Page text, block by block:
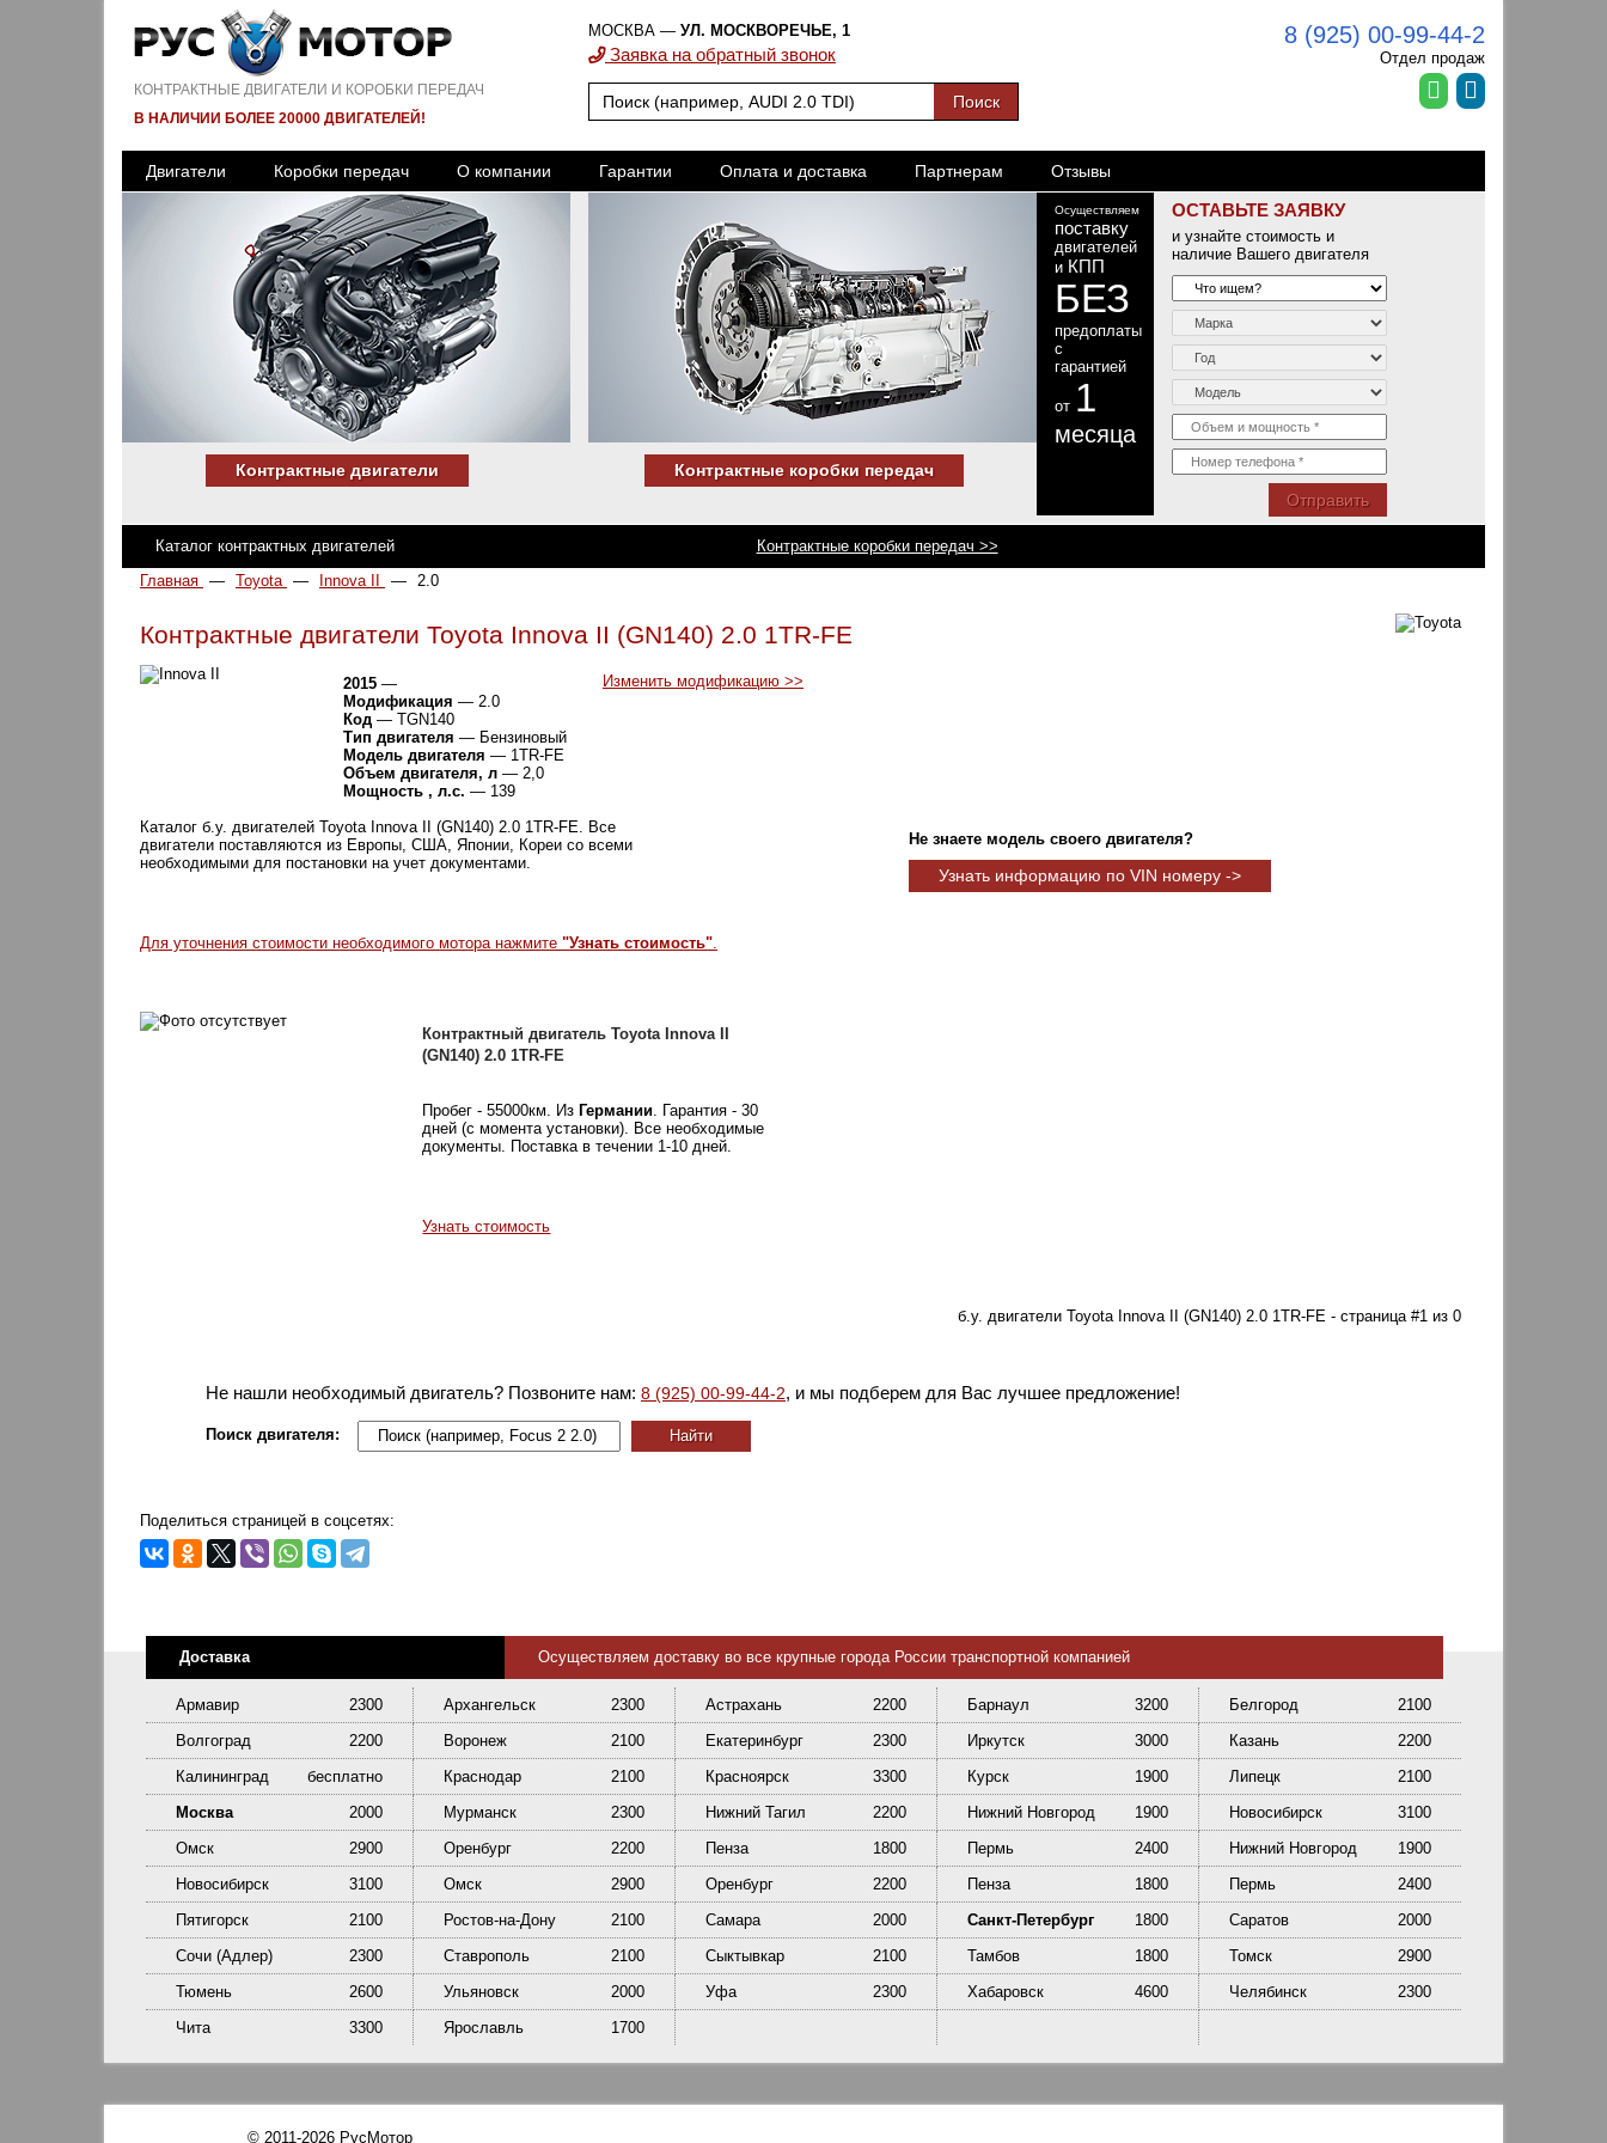
КОНТРАКТНЫЕ ДВИГАТЕЛИ И КОРОБКИ ПЕРЕДАЧ
В НАЛИЧИИ БОЛЕЕ 20000 ДВИГАТЕЛЕЙ!
МОСКВА — УЛ. МОСКВОРЕЧЬЕ, 1
Заявка на обратный звонок
8 (925) 00-99-44-2
Отдел продаж
Двигатели Коробки передач О компании Гарантии Оплата и доставка Партнерам Отзывы
Контрактные двигатели Контрактные коробки передач
Осуществляем
поставку
двигателей
и КПП
БЕЗ
предоплаты
с
гарантией
от 1
месяца
ОСТАВЬТЕ ЗАЯВКУ
и узнайте стоимость и
наличие Вашего двигателя
Отправить
Каталог контрактных двигателей
Контрактные коробки передач >>
Главная — Toyota — Innova II — 2.0
Контрактные двигатели Toyota Innova II (GN140) 2.0 1TR-FE
2015 —
Модификация — 2.0
Код — TGN140
Тип двигателя — Бензиновый
Модель двигателя — 1TR-FE
Объем двигателя, л — 2,0
Мощность , л.с. — 139
Изменить модификацию >>
Каталог б.у. двигателей Toyota Innova II (GN140) 2.0 1TR-FE. Все
двигатели поставляются из Европы, США, Японии, Кореи со всеми
необходимыми для постановки на учет документами.
Не знаете модель своего двигателя?
Узнать информацию по VIN номеру ->
Для уточнения стоимости необходимого мотора нажмите "Узнать стоимость".
Контрактный двигатель Toyota Innova II
(GN140) 2.0 1TR-FE
Пробег - 55000км. Из Германии. Гарантия - 30
дней (с момента установки). Все необходимые
документы. Поставка в течении 1-10 дней.
Узнать стоимость
б.у. двигатели Toyota Innova II (GN140) 2.0 1TR-FE - страница #1 из 0
Не нашли необходимый двигатель? Позвоните нам: 8 (925) 00-99-44-2, и мы подберем для Вас лучшее предложение!
Поиск двигателя:
Поделиться страницей в соцсетях:
Доставка Осуществляем доставку во все крупные города России транспортной компанией
Армавир 2300 Архангельск 2300 Астрахань 2200 Барнаул 3200 Белгород
2100
Волгоград
2200 Воронеж 2100 Екатеринбург 2300 Иркутск 3000 Казань
2200
Калининград
бесплатно Краснодар 2100 Красноярск 3300 Курск 1900 Липецк
2100
Москва
2000 Мурманск 2300 Нижний Тагил 2200 Нижний Новгород 1900 Новосибирск
3100
Омск
2900 Оренбург 2200 Пенза 1800 Пермь 2400 Нижний Новгород
1900
Новосибирск
3100 Омск 2900 Оренбург 2200 Пенза 1800 Пермь
2400
Пятигорск
2100 Ростов-на-Дону 2100 Самара 2000 Санкт-Петербург 1800 Саратов
2000
Сочи (Адлер)
2300 Ставрополь 2100 Сыктывкар 2100 Тамбов 1800 Томск
2900
Тюмень
2600 Ульяновск 2000 Уфа 2300 Хабаровск 4600 Челябинск
2300
Чита
3300 Ярославль 1700
© 2011-2026 РусМотор